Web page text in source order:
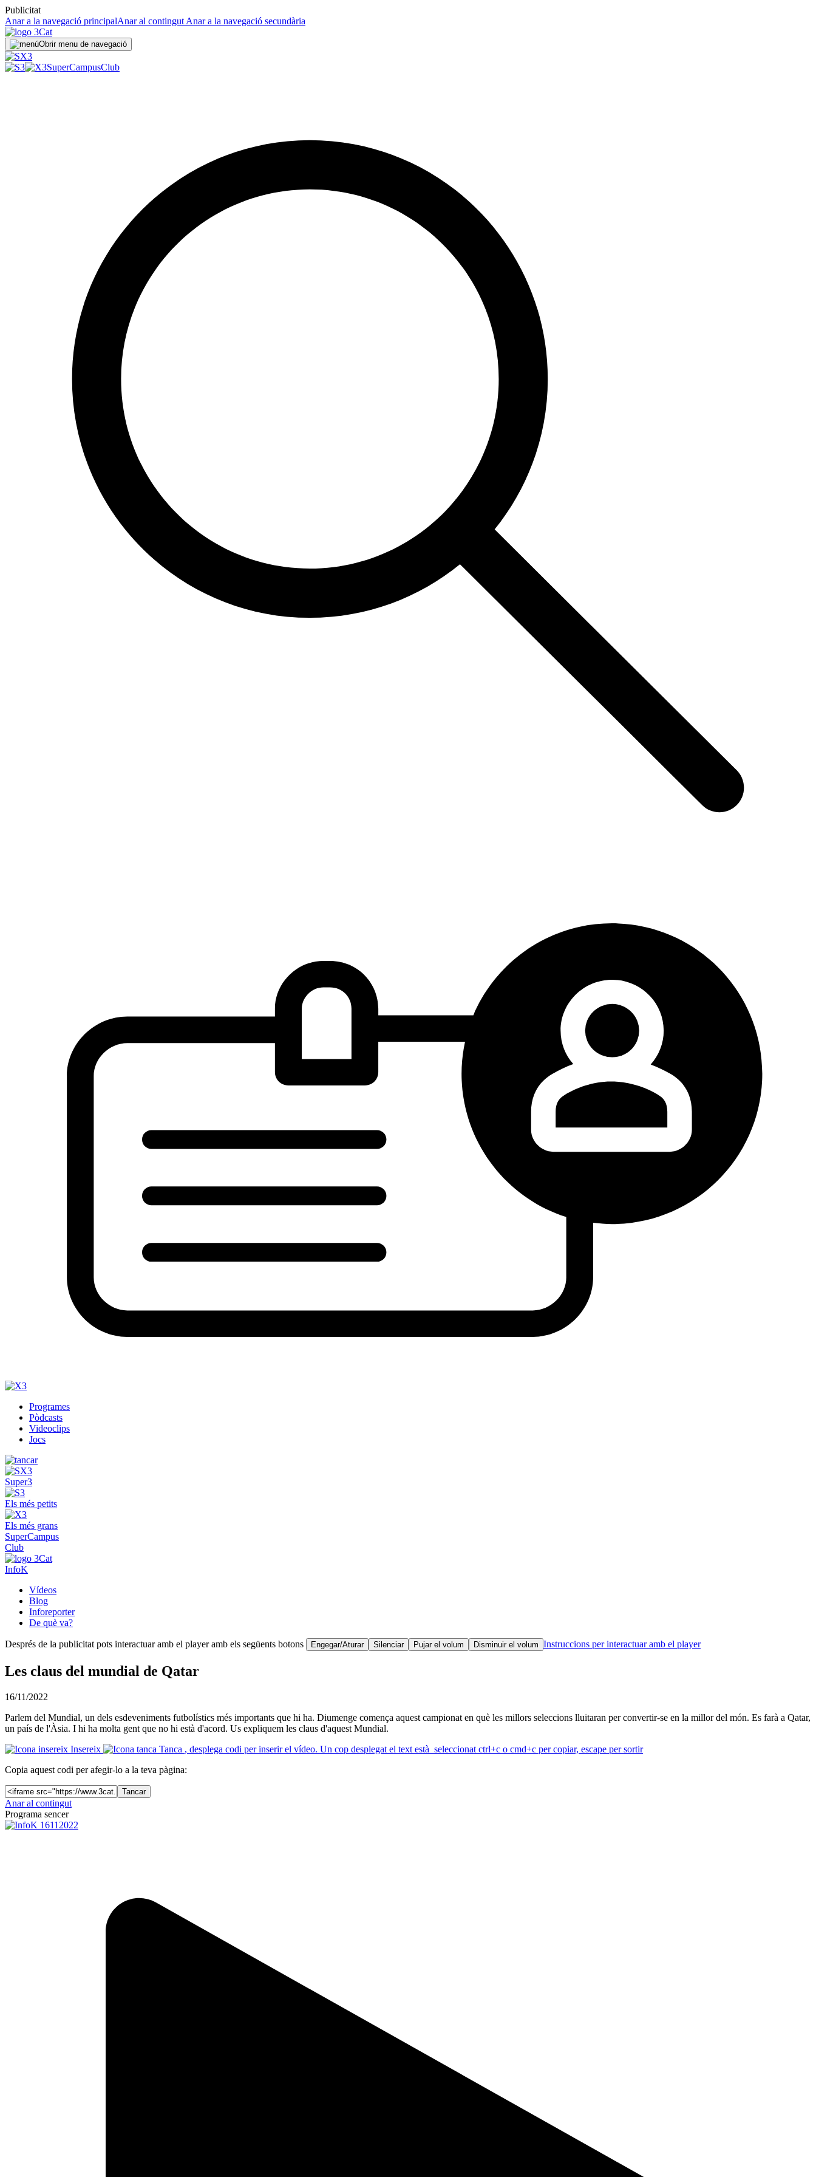
Publicitat
Anar a la navegació principalAnar al contingut Anar a la navegació secundària
Obrir menu de navegació
SuperCampusClub
Programes
Pòdcasts
Videoclips
Jocs
Super3
Els més petits
Els més grans
SuperCampus
Club
InfoK
Vídeos
Blog
Inforeporter
De què va?
Després de la publicitat pots interactuar amb el player amb els següents botons Engegar/Aturar Silenciar Pujar el volum Disminuir el volum Instruccions per interactuar amb el player
Les claus del mundial de Qatar
16/11/2022
Parlem del Mundial, un dels esdeveniments futbolístics més importants que hi ha. Diumenge comença aquest campionat en què les millors seleccions lluitaran per convertir-se en la millor del món. Es farà a Qatar,
un país de l'Àsia. I hi ha molta gent que no hi està d'acord. Us expliquem les claus d'aquest Mundial.
Insereix
Tanca , desplega codi per inserir el vídeo. Un cop desplegat el text està seleccionat ctrl+c o cmd+c per copiar, escape per sortir
Copia aquest codi per afegir-lo a la teva pàgina:
Tancar
Anar al contingut
Programa sencer